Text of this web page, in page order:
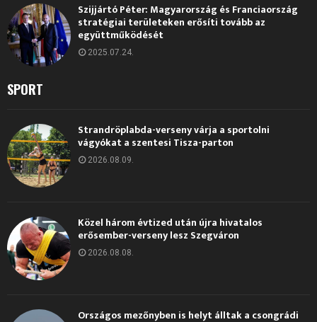
Szijjártó Péter: Magyarország és Franciaország
stratégiai területeken erősíti tovább az
együttműködését
2025.07.24.
SPORT
Strandröplabda-verseny várja a sportolni
vágyókat a szentesi Tisza-parton
2026.08.09.
Közel három évtized után újra hivatalos
erősember-verseny lesz Szegváron
2026.08.08.
Országos mezőnyben is helyt álltak a csongrádi